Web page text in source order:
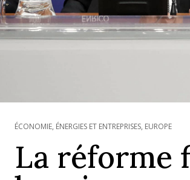
ÉCONOMIE, ÉNERGIES ET ENTREPRISES, EUROPE
La réforme